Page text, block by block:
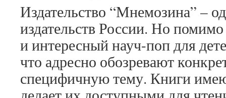
Издательство “Мнемозина” –
издательств России. Но
и интересный науч-поп для
что адресно обозревают
специфичную тему. Книги